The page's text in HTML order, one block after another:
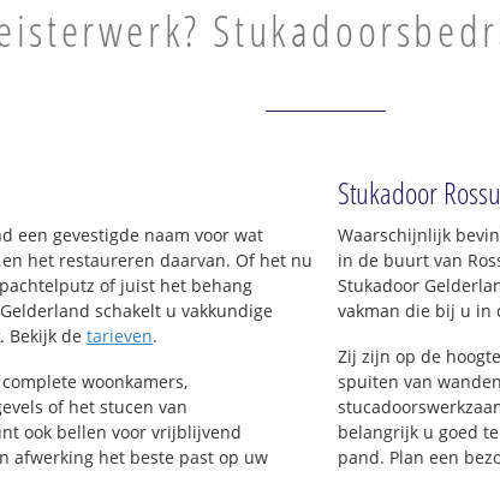
een gevestigde naam voor wat
het restaureren daarvan. Of het nu
of juist het behang
schakelt u vakkundige
Bekijk detarieven.
woonkamers,
of het stucen van
ook bellen voor vrijblijvend
afwerking het beste past op uw
Stukadoor
Waarschijnlijk
in de buurt van
Stukadoor
vakman die bij u in
Zij zijn op de
spuiten van
belangrijk u goed
pand. Plan een